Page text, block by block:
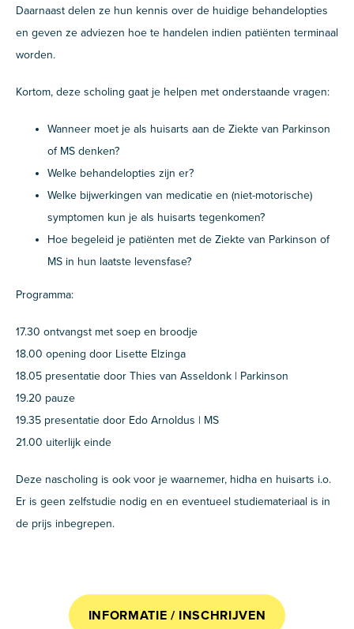
Daarnaast delen ze hun kennis over de huidige behandelopties
en geven ze adviezen hoe te handelen indien patiënten terminaal
worden.
Kortom, deze scholing gaat je helpen met onderstaande vragen:
Wanneer moet je als huisarts aan de Ziekte van Parkinson
of MS denken?
Welke behandelopties zijn er?
Welke bijwerkingen van medicatie en (niet-motorische)
symptomen kun je als huisarts tegenkomen?
Hoe begeleid je patiënten met de Ziekte van Parkinson of
MS in hun laatste levensfase?
Programma:
17.30 ontvangst met soep en broodje
18.00 opening door Lisette Elzinga
18.05 presentatie door Thies van Asseldonk | Parkinson
19.20 pauze
19.35 presentatie door Edo Arnoldus | MS
21.00 uiterlijk einde
Deze nascholing is ook voor je waarnemer, hidha en huisarts i.o.
Er is geen zelfstudie nodig en en eventueel studiemateriaal is in
de prijs inbegrepen.
INFORMATIE / INSCHRIJVEN